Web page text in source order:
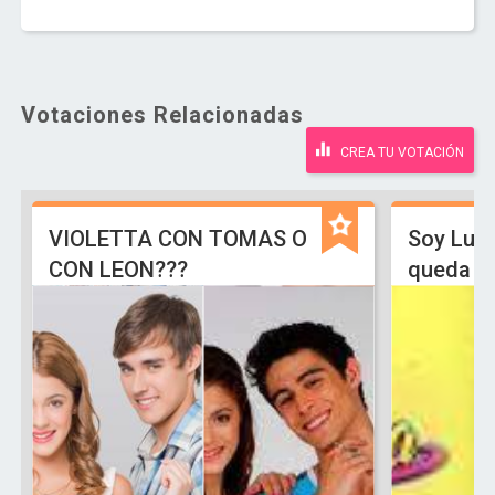
Votaciones Relacionadas
CREA TU VOTACIÓN
VIOLETTA CON TOMAS O
CON LEON???
Soy
queda